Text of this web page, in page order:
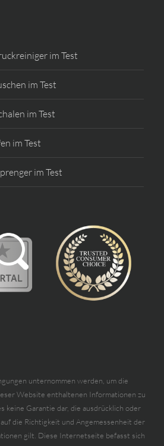
im Test
im Test
im Test
im Test
im Test
unternommen werden, um die
Website enthaltenen Informationen zu
keine Garantie dar, die ausdrücklich oder
die Richtigkeit und Angemessenheit der
gilt. Diese Internetseite befasst sich